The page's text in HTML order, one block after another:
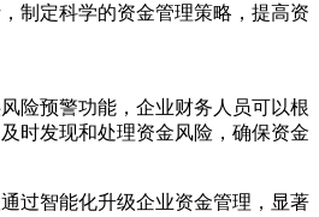
制定科学的资金管理策略，提高资
险预警功能，企业财务人员可以根
时发现和处理资金风险，确保资金
过智能化升级企业资金管理，显著